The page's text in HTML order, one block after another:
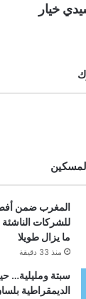
خيار
للشركات
ما يزال طويلا
منذ 33 دقيقة
سبتة ومليلية…
الديمقراطية